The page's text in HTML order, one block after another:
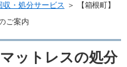
収・処分サービス ＞
【箱根町】
ご案内
ットレスの処分